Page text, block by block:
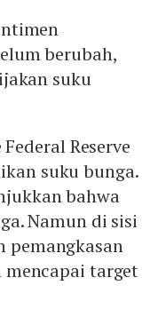
berubah,
suku
Reserve
suku bunga.
bahwa
Namun di sisi
pemangkasan
mencapai target